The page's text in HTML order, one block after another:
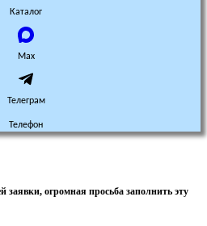
Каталог
Max
Телеграм
Телефон
заявки, огромная просьба заполнить эту